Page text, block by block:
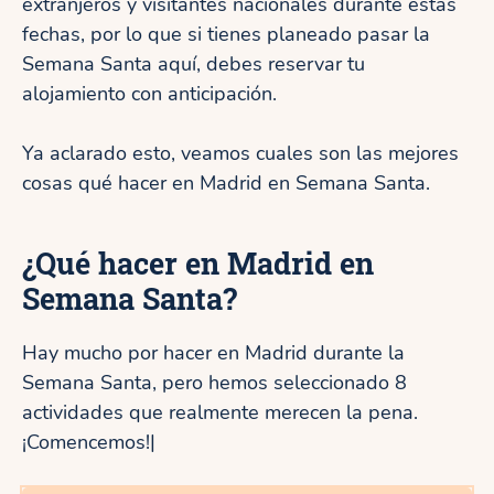
fechas, por lo que si tienes planeado pasar la
Semana Santa aquí, debes reservar tu
alojamiento con anticipación.
Ya aclarado esto, veamos cuales son las mejores
cosas qué hacer en Madrid en Semana Santa.
¿Qué hacer en Madrid en
Semana Santa?
Hay mucho por hacer en Madrid durante la
Semana Santa, pero hemos seleccionado 8
actividades que realmente merecen la pena.
¡Comencemos!|